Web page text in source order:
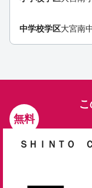
中学校学区大宮南
無料
ＳＨＩＮＴＯ